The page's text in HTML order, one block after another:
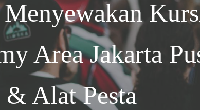
Menyewakan
Area Jakarta
Alat Pesta